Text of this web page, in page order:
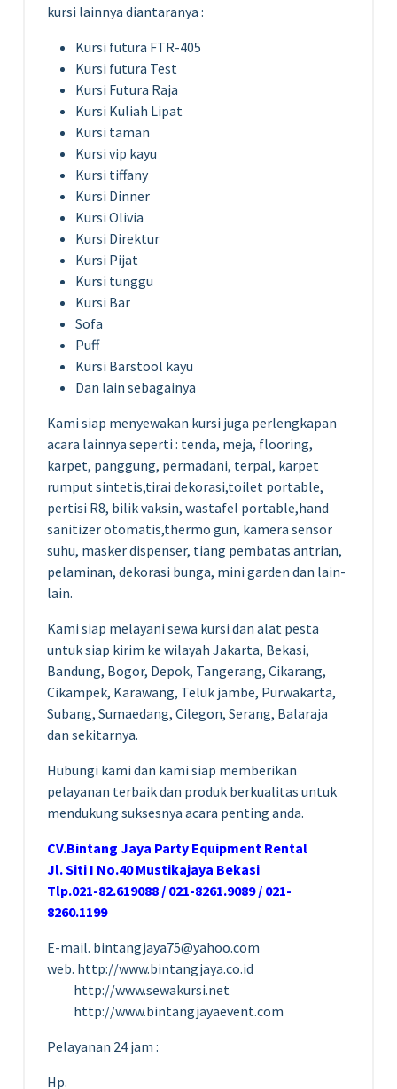
kursi lainnya diantaranya :
Kursi futura FTR-405
Kursi futura Test
Kursi Futura Raja
Kursi Kuliah Lipat
Kursi taman
Kursi vip kayu
Kursi tiffany
Kursi Dinner
Kursi Olivia
Kursi Direktur
Kursi Pijat
Kursi tunggu
Kursi Bar
Sofa
Puff
Kursi Barstool kayu
Dan lain sebagainya
Kami siap menyewakan kursi juga perlengkapan
acara lainnya seperti : tenda, meja, flooring,
karpet, panggung, permadani, terpal, karpet
rumput sintetis,tirai dekorasi,toilet portable,
pertisi R8, bilik vaksin, wastafel portable,hand
sanitizer otomatis,thermo gun, kamera sensor
suhu, masker dispenser, tiang pembatas antrian,
pelaminan, dekorasi bunga, mini garden dan lain-
lain.
Kami siap melayani sewa kursi dan alat pesta
untuk siap kirim ke wilayah Jakarta, Bekasi,
Bandung, Bogor, Depok, Tangerang, Cikarang,
Cikampek, Karawang, Teluk jambe, Purwakarta,
Subang, Sumaedang, Cilegon, Serang, Balaraja
dan sekitarnya.
Hubungi kami dan kami siap memberikan
pelayanan terbaik dan produk berkualitas untuk
mendukung suksesnya acara penting anda.
CV.Bintang Jaya Party Equipment Rental
Jl. Siti I No.40 Mustikajaya Bekasi
Tlp.021-82.619088 / 021-8261.9089 / 021-
8260.1199
E-mail. bintangjaya75@yahoo.com
web. http://www.bintangjaya.co.id
http://www.sewakursi.net
http://www.bintangjayaevent.com
Pelayanan 24 jam :
Hp.